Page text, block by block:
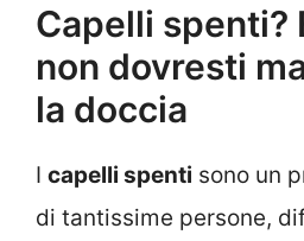
Capelli spenti?
non dovresti
la doccia
I capelli spenti sono un
di tantissime persone,